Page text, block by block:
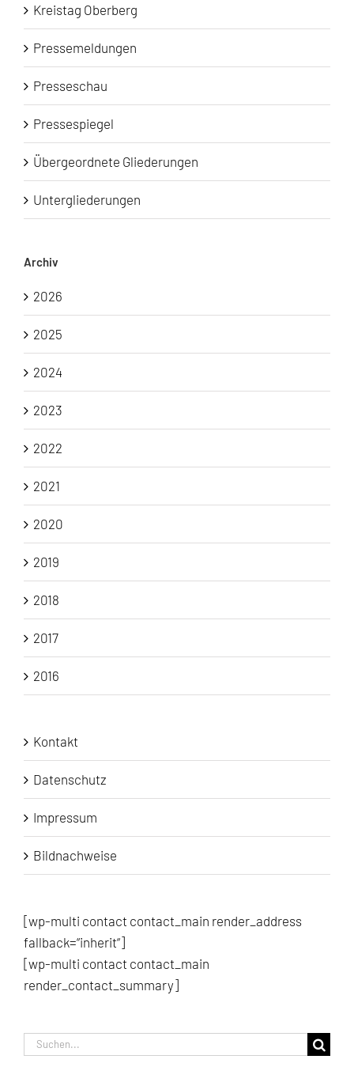
Kreistag Oberberg
Pressemeldungen
Presseschau
Pressespiegel
Übergeordnete Gliederungen
Untergliederungen
Archiv
2026
2025
2024
2023
2022
2021
2020
2019
2018
2017
2016
Kontakt
Datenschutz
Impressum
Bildnachweise
[wp-multi contact contact_main render_address
fallback=“inherit“]
[wp-multi contact contact_main
render_contact_summary]
Suche